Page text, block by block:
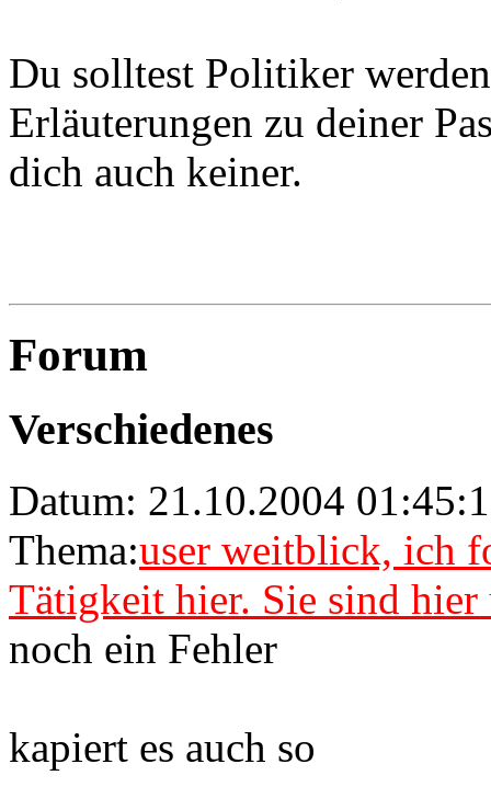
Du solltest Politiker
Erläuterungen zu deiner
dich auch keiner.
Forum
Verschiedenes
Datum: 21.10.2004
Thema:user weitblick, ich
Tätigkeit hier. Sie sind hier
noch ein Fehler
kapiert es auch so